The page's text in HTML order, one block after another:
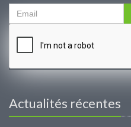
Actualités récentes